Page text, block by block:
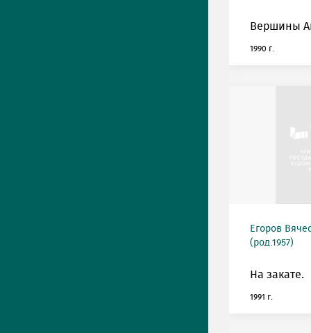
Вершины
1990 г.
Егоров
(род.1957)
На закате.
1991 г.